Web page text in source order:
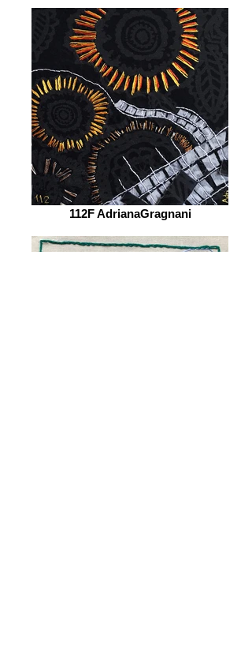
112F AdrianaGragnani